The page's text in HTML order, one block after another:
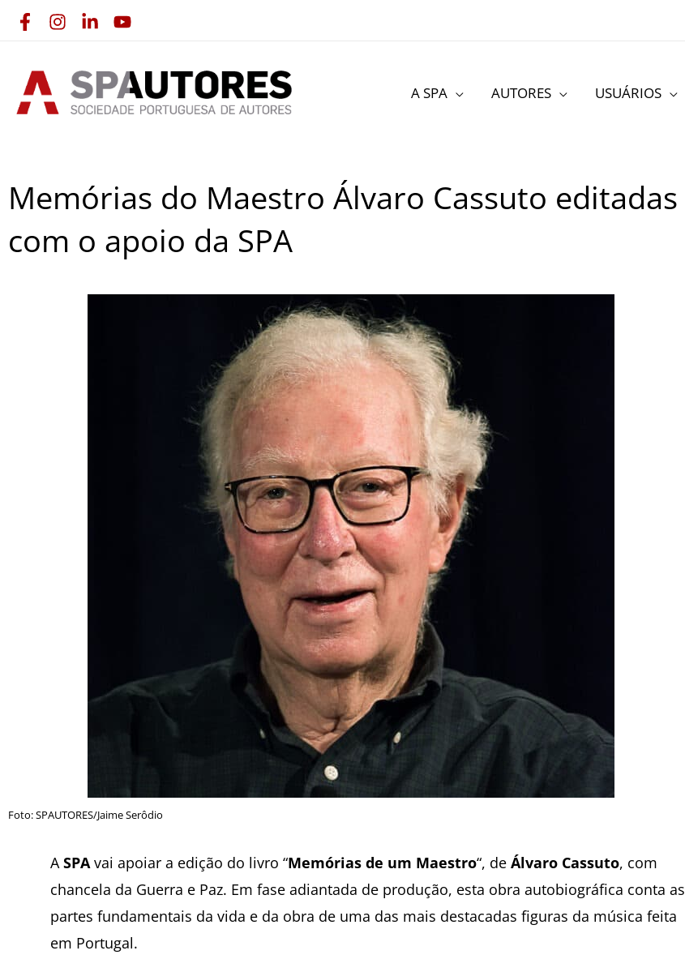
Skip
content
A SPA AUTORES USUÁRIOS
Memórias do Maestro Álvaro Cassuto editadas
com o apoio da SPA
Foto: SPAUTORES/Jaime Serôdio
ASPA vai apoiar a edição do livro “Memórias de um Maestro“, deÁlvaro Cassuto, com
chancela da Guerra e Paz. Em fase adiantada de produção, esta obra autobiográfica conta as
partes fundamentais da vida e da obra de uma das mais destacadas figuras da música feita
em Portugal.